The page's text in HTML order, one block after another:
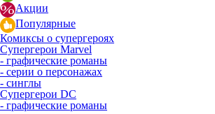
Акции
Популярные
Комиксы о супергероях
Супергерои Marvel
- графические романы
- серии о персонажах
- синглы
Супергерои DC
- графические романы